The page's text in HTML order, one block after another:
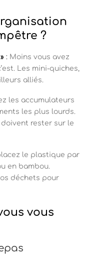
?
: Moins vous avez
Les mini-quiches,
alliés.
les accumulateurs
les plus lourds.
rester sur le
le plastique par
en bambou.
déchets pour
vous